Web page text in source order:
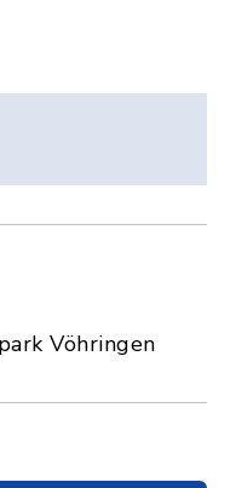
Vöhringen